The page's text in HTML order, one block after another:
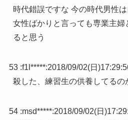
時代錯誤ですな 今の時代男性
女性ばかりと言っても専業主
ると思う
53 :f1l*****:2018/09/02(日
殺した、練習生の供養してるの
54 :msd*****:2018/09/02(日